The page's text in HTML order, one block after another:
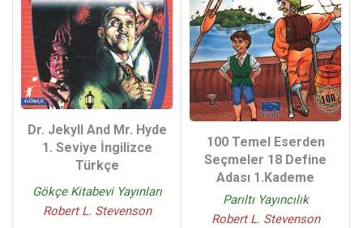
Dr. Jekyll And Mr. Hyde
1. Seviye İngilizce
Türkçe
Gökçe Kitabevi Yayınları
Robert L. Stevenson
100 Temel Eserden
Seçmeler 18 Define
Adası 1.Kademe
Parıltı Yayıncılık
Robert L. Stevenson